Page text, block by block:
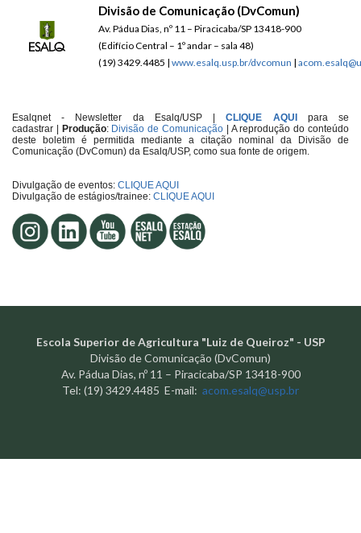
Divisão de Comunicação (DvComun)
Av. Pádua Dias, nº 11 – Piracicaba/SP 13418-900
(Edifício Central – 1º andar – sala 48)
(19) 3429.4485 | www.esalq.usp.br/dvcomun |
Esalqnet - Newsletter da Esalq/USP | CLIQUE AQUI
para se
cadastrar
Produção:Divisão de Comunicação | A reprodução do conteúdo
deste boletim é permitida mediante a citação nominal da Divisão de
Comunicação (DvComun) da Esalq/USP, como sua fonte de origem.
Divulgação de eventos: CLIQUE AQUI
Divulgação de estágios/trainee: CLIQUE AQUI
Escola Superior de Agricultura "Luiz de Queiroz" - USP
Divisão de Comunicação (DvComun)
Av. Pádua Dias, nº 11 – Piracicaba/SP 13418-900
Tel: (19) 3429.4485 E-mail: acom.esalq@usp.br